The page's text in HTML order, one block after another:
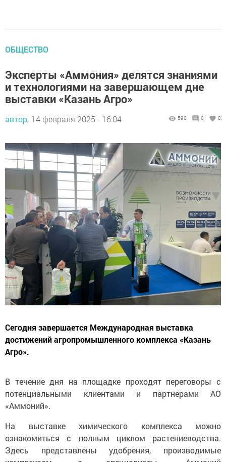
ОБЩЕСТВО
Эксперты «Аммония» делятся знаниями
и технологиями на завершающем дне
выставки «Казань Агро»
автор, 14 февраля 2025 - 16:04 590 0 0
Сегодня завершается Международная выставка
достижений агропромышленного комплекса «Казань
Агро».
В течение дня на площадке проходят переговоры с
потенциальными клиентами и партнерами АО
«Аммоний».
На выставке химического комплекса можно
ознакомиться с полным циклом растениеводства.
Здесь представлены удобрения, производимые